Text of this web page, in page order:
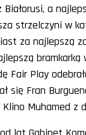
a
strzelczyni w
za najlepszą
Fair Play
się Fran
Muhamed z